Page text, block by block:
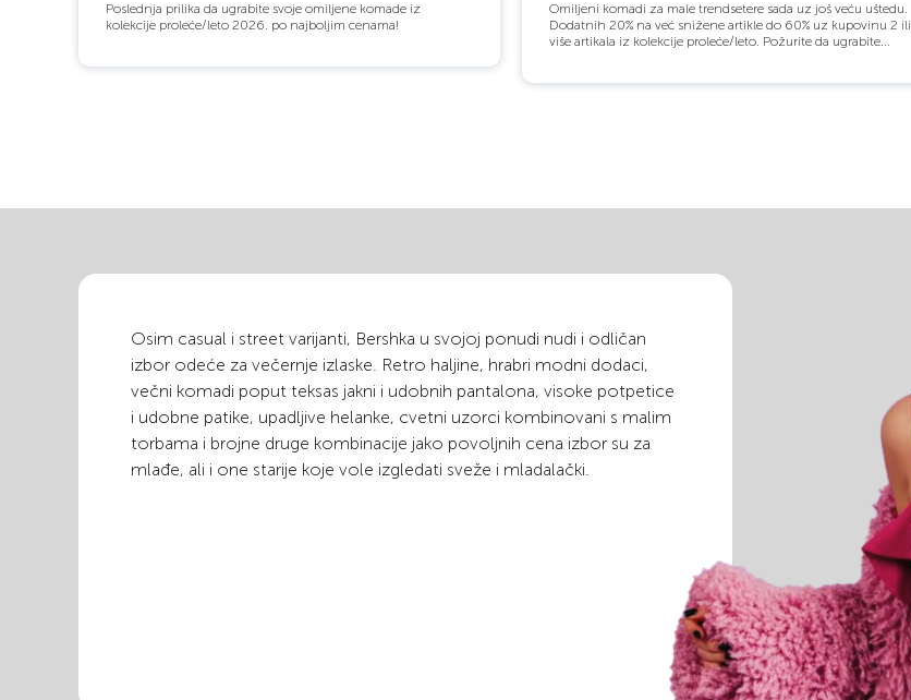
Poslednja prilika da ugrabite svoje omiljene komade iz
kolekcije proleće/leto 2026. po najboljim cenama!
Omiljeni komadi za male trendsetere sada uz još veću uštedu.
Dodatnih 20% na već snižene artikle do 60% uz kupovinu 2 ili
više artikala iz kolekcije proleće/leto. Požurite da ugrabite...
Osim casual i street varijanti, Bershka u svojoj ponudi nudi i odličan
izbor odeće za večernje izlaske. Retro haljine, hrabri modni dodaci,
večni komadi poput teksas jakni i udobnih pantalona, visoke potpetice
i udobne patike, upadljive helanke, cvetni uzorci kombinovani s malim
torbama i brojne druge kombinacije jako povoljnih cena izbor su za
mlađe, ali i one starije koje vole izgledati sveže i mladalački.